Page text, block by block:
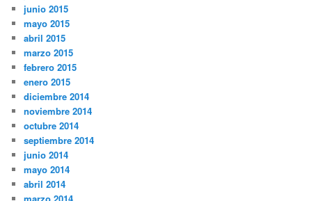
junio 2015
mayo 2015
abril 2015
marzo 2015
febrero 2015
enero 2015
diciembre 2014
noviembre 2014
octubre 2014
septiembre 2014
junio 2014
mayo 2014
abril 2014
marzo 2014